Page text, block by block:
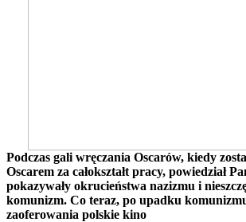
Podczas gali wręczania Oscarów, kiedy
Oscarem za całokształt pracy, powiedział
pokazywały okrucieństwa nazizmu i
komunizm. Co teraz, po upadku
zaoferowania polskie kino